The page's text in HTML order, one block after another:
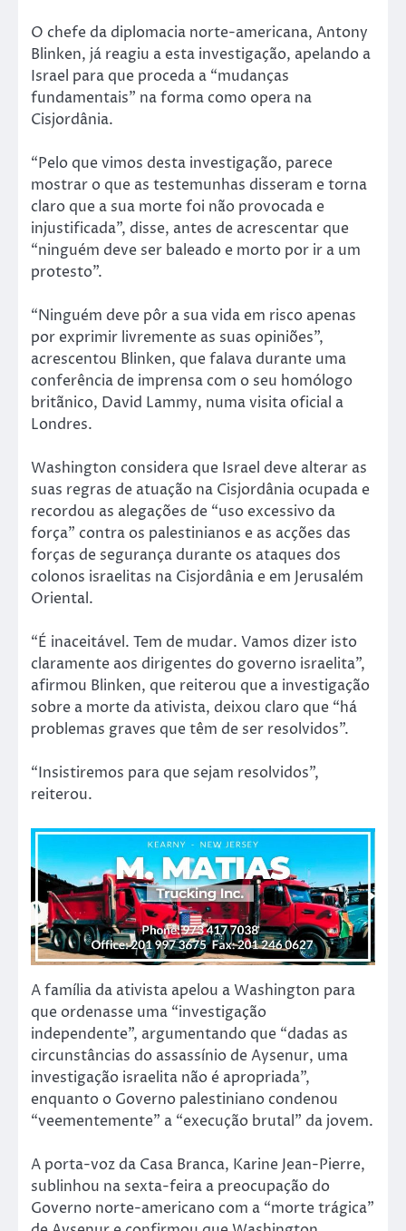
O chefe da diplomacia norte-americana, Antony
Blinken, já reagiu a esta investigação, apelando a
Israel para que proceda a “mudanças
fundamentais” na forma como opera na
Cisjordânia.
“Pelo que vimos desta investigação, parece
mostrar o que as testemunhas disseram e torna
claro que a sua morte foi não provocada e
injustificada”, disse, antes de acrescentar que
“ninguém deve ser baleado e morto por ir a um
protesto”.
“Ninguém deve pôr a sua vida em risco apenas
por exprimir livremente as suas opiniões”,
acrescentou Blinken, que falava durante uma
conferência de imprensa com o seu homólogo
britãnico, David Lammy, numa visita oficial a
Londres.
Washington considera que Israel deve alterar as
suas regras de atuação na Cisjordânia ocupada e
recordou as alegações de “uso excessivo da
força” contra os palestinianos e as acções das
forças de segurança durante os ataques dos
colonos israelitas na Cisjordânia e em Jerusalém
Oriental.
“É inaceitável. Tem de mudar. Vamos dizer isto
claramente aos dirigentes do governo israelita”,
afirmou Blinken, que reiterou que a investigação
sobre a morte da ativista, deixou claro que “há
problemas graves que têm de ser resolvidos”.
“Insistiremos para que sejam resolvidos”,
reiterou.
A família da ativista apelou a Washington para
que ordenasse uma “investigação
independente”, argumentando que “dadas as
circunstâncias do assassínio de Aysenur, uma
investigação israelita não é apropriada”,
enquanto o Governo palestiniano condenou
“veementemente” a “execução brutal” da jovem.
A porta-voz da Casa Branca, Karine Jean-Pierre,
sublinhou na sexta-feira a preocupação do
Governo norte-americano com a “morte trágica”